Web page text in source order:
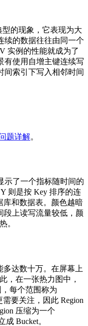
的现象，它表现为大
续的数据往往由同一个
实例的性能就成为了
有使用自增主键连续写
间索引下写入相邻时间
题详解。
示了一个指标随时间的
则是按 Key 排序的连
库和数据表。颜色越暗
段上读写流量较低，颜
。
多达数十万。在屏幕上
，在一张热力图中，
每个范围称为
要关注，因此 Region
压缩为一个
Bucket。